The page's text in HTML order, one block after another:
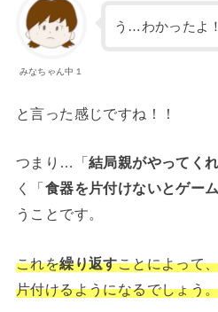
みなちゃん中１
う…わかったよ
と言った感じですね！！
つまり…「 結局親がやってくれ
く「 食器を片付けないとゲー
うことです。
これを繰り返すことによって
片付けるようになるでしょう